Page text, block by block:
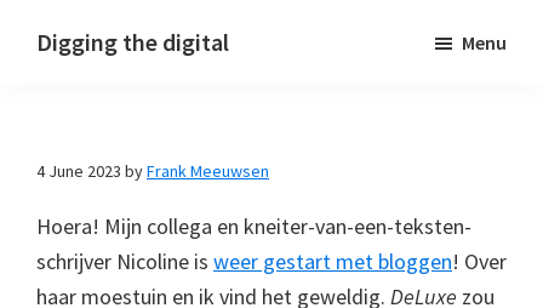
Digging the digital Menu
4 June 2023 byFrank Meeuwsen
Hoera! Mijn collega en kneiter-van-een-teksten-
schrijver Nicoline is weer gestart met bloggen! Over
haar moestuin en ik vind het geweldig. DeLuxe zou